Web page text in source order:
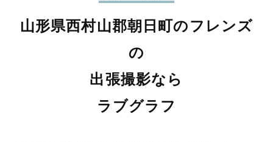
山形県西村山郡朝日町のフレンズ
の
出張撮影なら
ラブグラフ